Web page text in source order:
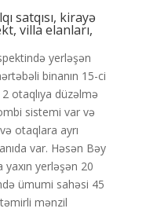
satqısı, kirayə
villa elanları,
yerləşən
binanın 15-ci
otaqlıya düzəlmə
sistemi var və
otaqlara ayrı
var. Həsən Bəy
yerləşən 20
ümumi sahəsi 45
mənzil